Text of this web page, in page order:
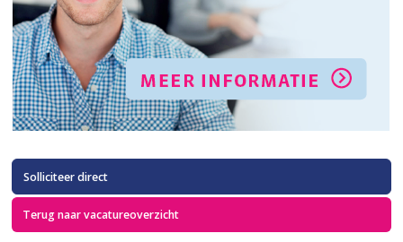
Solliciteer direct
Terug naar vacatureoverzicht